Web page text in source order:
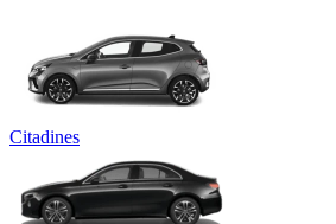
Citadines